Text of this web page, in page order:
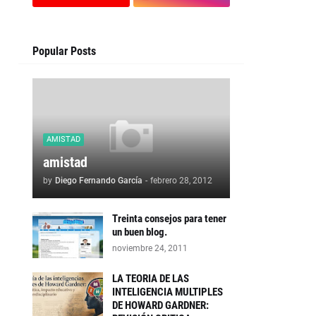
Popular Posts
AMISTAD
amistad
by Diego Fernando García - febrero 28, 2012
Treinta consejos para tener
un buen blog.
noviembre 24, 2011
LA TEORIA DE LAS
INTELIGENCIA MULTIPLES
DE HOWARD GARDNER: